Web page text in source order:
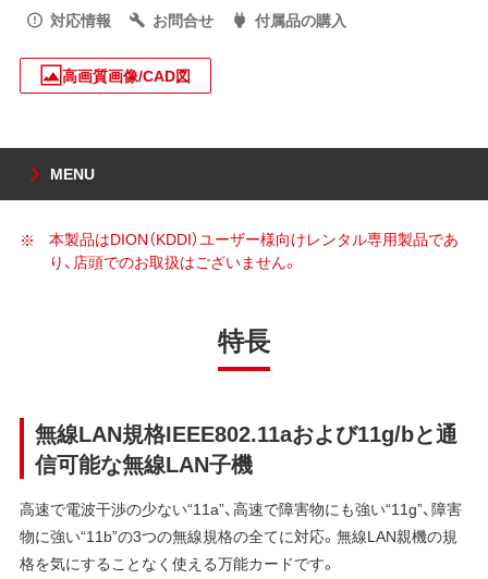
対応情報
お問合せ 付属品の購入
高画質画像/CAD図
MENU
本製品はDION（KDDI）ユーザー様向けレンタル専用製品であ
り、店頭でのお取扱はございません。
特長
無線LAN規格IEEE802.11aおよび11g/bと通
信可能な無線LAN子機
高速で電波干渉の少ない“11a”、高速で障害物にも強い“11g”、障害
物に強い“11b”の3つの無線規格の全てに対応。無線LAN親機の規
格を気にすることなく使える万能カードです。